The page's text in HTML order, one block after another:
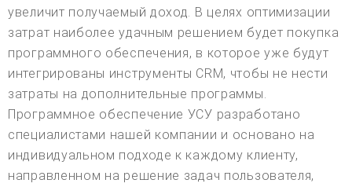
увеличит получаемый доход. В целях оптимизации
затрат наиболее удачным решением будет покупка
программного обеспечения, в которое уже будут
интегрированы инструменты CRM, чтобы не нести
затраты на дополнительные программы.
Программное обеспечение УСУ разработано
специалистами нашей компании и основано на
индивидуальном подходе к каждому клиенту,
направленном на решение задач пользователя,